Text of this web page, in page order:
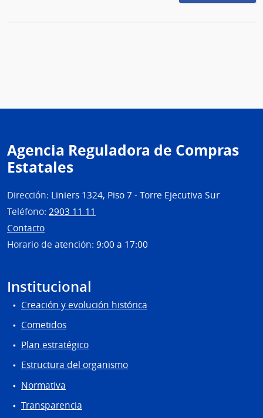
Agencia Reguladora de Compras
Estatales
Dirección: Liniers 1324, Piso 7 - Torre Ejecutiva Sur
Teléfono: 2903 11 11
Contacto
Horario de atención: 9:00 a 17:00
Institucional
Creación y evolución histórica
Cometidos
Plan estratégico
Estructura del organismo
Normativa
Transparencia